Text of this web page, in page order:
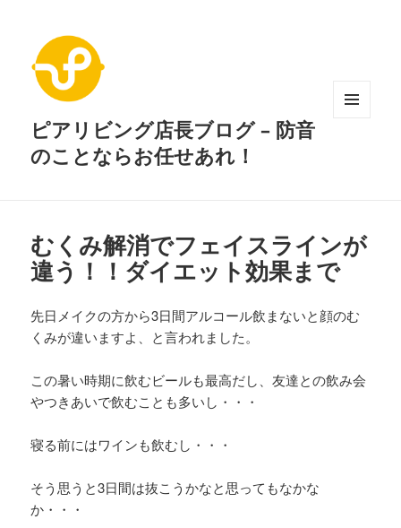
ピアリビング店長ブログ – 防音
のことならお任せあれ！
むくみ解消でフェイスラインが
違う！！ダイエット効果まで
先日メイクの方から3日間アルコール飲まないと顔のむ
くみが違いますよ、と言われました。
この暑い時期に飲むビールも最高だし、友達との飲み会
やつきあいで飲むことも多いし・・・
寝る前にはワインも飲むし・・・
そう思うと3日間は抜こうかなと思ってもなかな
か・・・